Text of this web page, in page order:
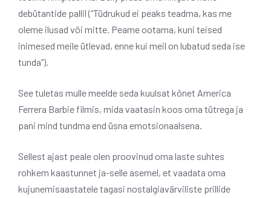
debütantide pallil (“Tüdrukud ei peaks teadma, kas me
oleme ilusad või mitte. Peame ootama, kuni teised
inimesed meile ütlevad, enne kui meil on lubatud seda ise
tunda”).
See tuletas mulle meelde seda kuulsat kõnet America
Ferrera Barbie filmis, mida vaatasin koos oma tütrega ja
pani mind tundma end üsna emotsionaalsena.
Sellest ajast peale olen proovinud oma laste suhtes
rohkem kaastunnet ja-selle asemel, et vaadata oma
kujunemisaastatele tagasi nostalgiavärviliste prillide